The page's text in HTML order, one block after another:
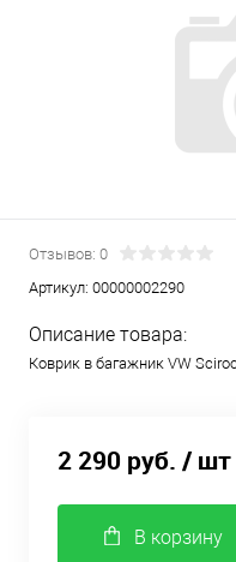
Отзывов: 0
Артикул: 00000002290
Описание товара:
Коврик в багажник VW
2 290 руб. / шт
В корзину